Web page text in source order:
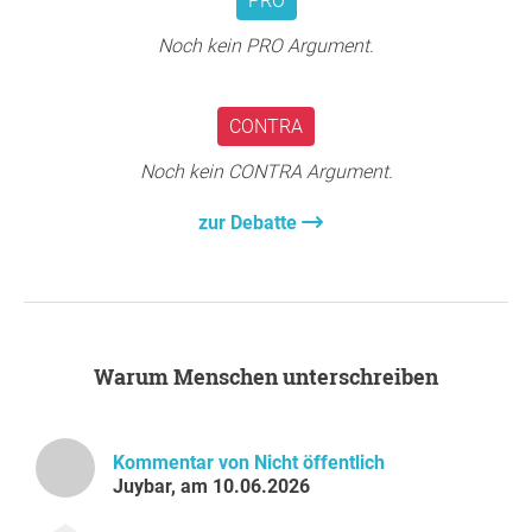
Noch kein PRO Argument.
CONTRA
Noch kein CONTRA Argument.
zur Debatte
Warum Menschen unterschreiben
Kommentar von Nicht öffentlich
Juybar, am 10.06.2026